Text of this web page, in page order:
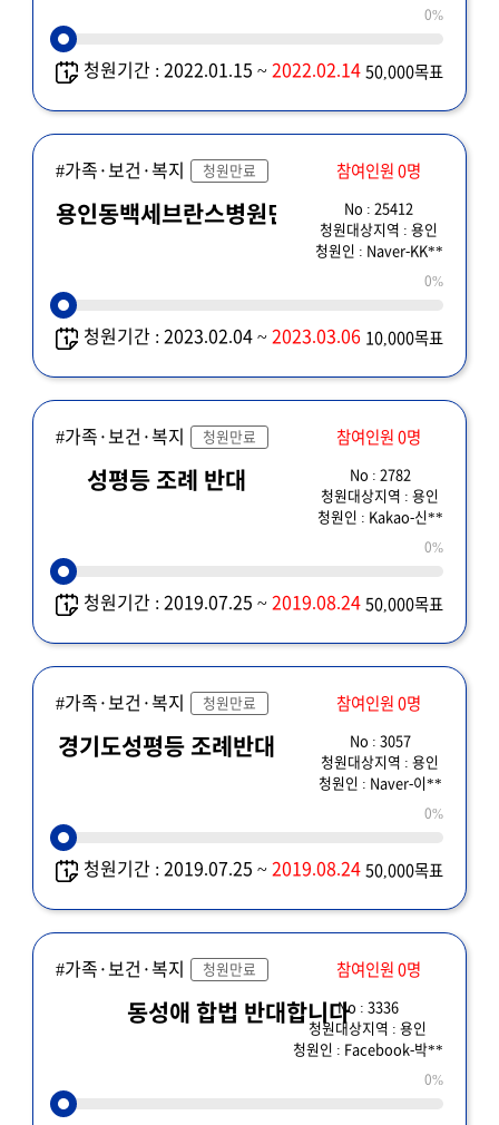
0%
청원기간 : 2022.01.15 ~2022.02.14 50,000목표
#가족·보건·복지 청원만료 참여인원 0명
용인동백세브란스병원민원
No : 25412
청원대상지역 : 용인
청원인 : Naver-KK**
0%
청원기간 : 2023.02.04 ~2023.03.06 10,000목표
#가족·보건·복지 청원만료 참여인원 0명
성평등 조례 반대
No : 2782
청원대상지역 : 용인
청원인 : Kakao-신**
0%
청원기간 : 2019.07.25 ~2019.08.24 50,000목표
#가족·보건·복지 청원만료 참여인원 0명
경기도성평등 조례반대
No : 3057
청원대상지역 : 용인
청원인 : Naver-이**
0%
청원기간 : 2019.07.25 ~2019.08.24 50,000목표
#가족·보건·복지 청원만료 참여인원 0명
동성애 합법 반대합니다No : 3336
청원대상지역 : 용인
청원인 : Facebook-박**
0%